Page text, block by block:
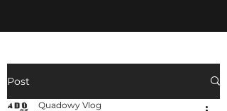
Post
Quadowy Vlog